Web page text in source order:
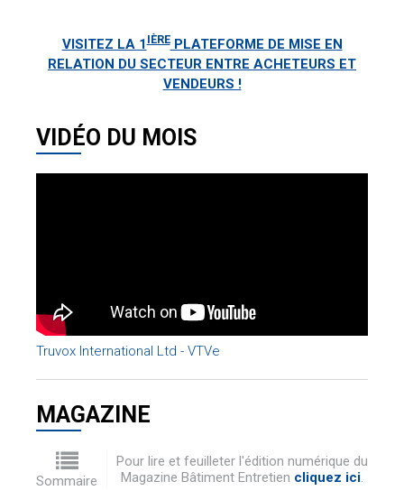
VISITEZ LA 1IÈREPLATEFORME DE MISE EN
RELATION DU SECTEUR ENTRE ACHETEURS ET
VENDEURS !
VIDÉO DU MOIS
Truvox International Ltd - VTVe
MAGAZINE
Sommaire
Pour lire et feuilleter l'édition numérique du
Magazine Bâtiment Entretien cliquez ici.